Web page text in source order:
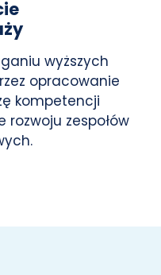
wyższych
opracowanie
kompetencji
zespołów